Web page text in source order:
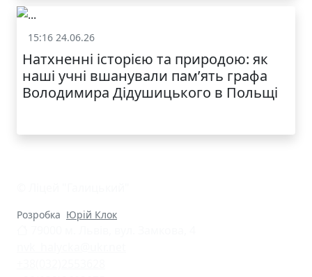
15:16 24.06.26
Натхненні історією та природою: як
наші учні вшанували пам’ять графа
Володимира Дідушицького в Польщі
Розробка Юрій Клок